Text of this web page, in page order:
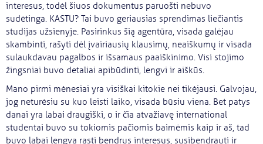
interesus, todėl šiuos dokumentus paruošti nebuvo
sudėtinga. KASTU? Tai buvo geriausias sprendimas liečiantis
studijas užsienyje. Pasirinkus šią agentūra, visada galėjau
skambinti, rašyti dėl įvairiausių klausimų, neaiškumų ir visada
sulaukdavau pagalbos ir išsamaus paaiškinimo. Visi stojimo
žingsniai buvo detaliai apibūdinti, lengvi ir aiškūs.
Mano pirmi mėnesiai yra visiškai kitokie nei tikėjausi. Galvojau,
jog neturėsiu su kuo leisti laiko, visada būsiu viena. Bet patys
danai yra labai draugiški, o ir čia atvažiavę international
studentai buvo su tokiomis pačiomis baimėmis kaip ir aš, tad
buvo labai lengva rasti bendrus interesus, susibendrauti ir